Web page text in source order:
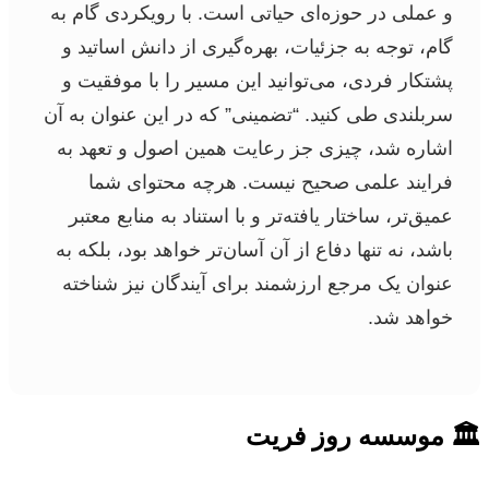
و عملی در حوزه‌ای حیاتی است. با رویکردی گام به
گام، توجه به جزئیات، بهره‌گیری از دانش اساتید و
پشتکار فردی، می‌توانید این مسیر را با موفقیت و
سربلندی طی کنید. “تضمینی” که در این عنوان به آن
اشاره شد، چیزی جز رعایت همین اصول و تعهد به
فرایند علمی صحیح نیست. هرچه محتوای شما
عمیق‌تر، ساختار یافته‌تر و با استناد به منابع معتبر
باشد، نه تنها دفاع از آن آسان‌تر خواهد بود، بلکه به
عنوان یک مرجع ارزشمند برای آیندگان نیز شناخته
خواهد شد.
🏛 موسسه روز فریت